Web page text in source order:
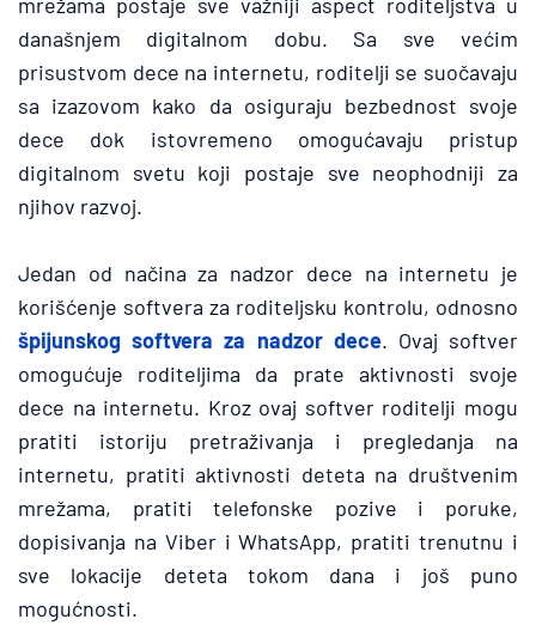
današnjem digitalnom dobu. Sa sve većim
prisustvom dece na internetu, roditelji se suočavaju
sa izazovom kako da osiguraju bezbednost svoje
dece dok istovremeno omogućavaju pristup
digitalnom svetu koji postaje sve neophodniji za
njihov razvoj.
Jedan od načina za nadzor dece na internetu je
špijunskog softvera za nadzor dece. Ovaj softver
omogućuje roditeljima da prate aktivnosti svoje
dece na internetu. Kroz ovaj softver roditelji mogu
pratiti istoriju pretraživanja i pregledanja na
internetu, pratiti aktivnosti deteta na društvenim
mrežama, pratiti telefonske pozive i poruke,
dopisivanja na Viber i WhatsApp, pratiti trenutnu i
sve lokacije deteta tokom dana i još puno
mogućnosti.